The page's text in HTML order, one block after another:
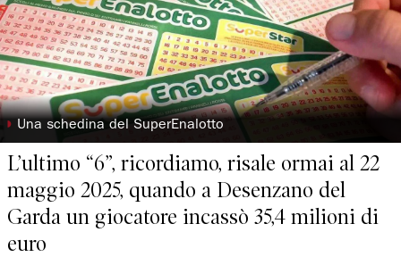
◗ Una schedina del SuperEnalotto
L’ultimo “6”, ricordiamo, risale ormai al 22
maggio 2025, quando a Desenzano del
Garda un giocatore incassò 35,4 milioni di
euro